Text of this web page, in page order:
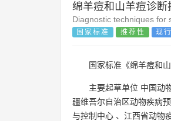
绵羊痘和山羊痘诊断
Diagnostic techniques for
国家标准 推荐性 现行
国家标准《绵羊痘和
主要起草单位 中国动
疆维吾尔自治区动物疾病
与控制中心 、 江西省动物